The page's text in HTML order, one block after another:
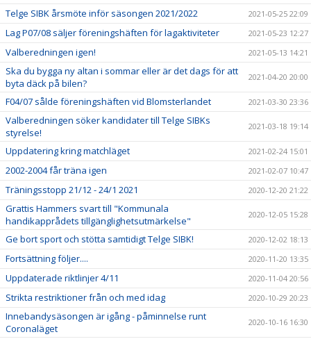
Telge SIBK årsmöte inför säsongen 2021/2022 2021-05-25 22:09
Lag P07/08 säljer föreningshäften för lagaktiviteter 2021-05-23 12:27
Valberedningen igen! 2021-05-13 14:21
Ska du bygga ny altan i sommar eller är det dags för att
byta däck på bilen?
2021-04-20 20:00
F04/07 sålde föreningshäften vid Blomsterlandet 2021-03-30 23:36
Valberedningen söker kandidater till Telge SIBKs
styrelse!
2021-03-18 19:14
Uppdatering kring matchläget 2021-02-24 15:01
2002-2004 får träna igen 2021-02-07 10:47
Träningsstopp 21/12 - 24/1 2021 2020-12-20 21:22
Grattis Hammers svart till "Kommunala
handikapprådets tillgänglighetsutmärkelse"
2020-12-05 15:28
Ge bort sport och stötta samtidigt Telge SIBK! 2020-12-02 18:13
Fortsättning följer.... 2020-11-20 13:35
Uppdaterade riktlinjer 4/11 2020-11-04 20:56
Strikta restriktioner från och med idag 2020-10-29 20:23
Innebandysäsongen är igång - påminnelse runt
Coronaläget
2020-10-16 16:30